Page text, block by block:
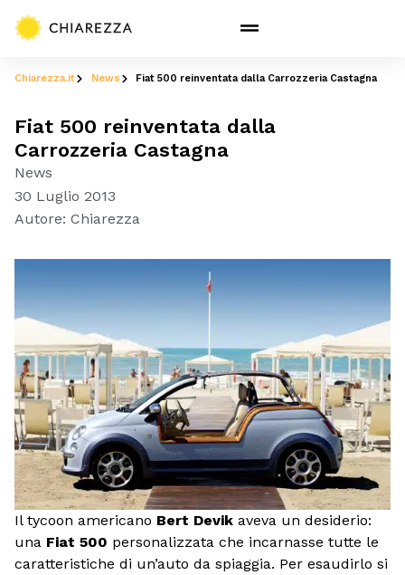
Chiarezza.it News Fiat 500 reinventata dalla Carrozzeria Castagna
Fiat 500 reinventata dalla
Carrozzeria Castagna
News
30 Luglio 2013
Autore: Chiarezza
Il tycoon americano Bert Devik aveva un desiderio:
una Fiat 500 personalizzata che incarnasse tutte le
caratteristiche di un’auto da spiaggia. Per esaudirlo si